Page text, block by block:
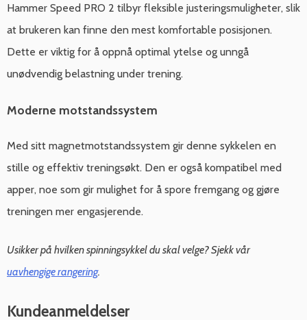
Hammer Speed PRO 2 tilbyr fleksible justeringsmuligheter, slik
at brukeren kan finne den mest komfortable posisjonen.
Dette er viktig for å oppnå optimal ytelse og unngå
unødvendig belastning under trening.
Moderne motstandssystem
Med sitt magnetmotstandssystem gir denne sykkelen en
stille og effektiv treningsøkt. Den er også kompatibel med
apper, noe som gir mulighet for å spore fremgang og gjøre
treningen mer engasjerende.
Usikker på hvilken spinningsykkel du skal velge? Sjekk vår
uavhengige rangering.
Kundeanmeldelser